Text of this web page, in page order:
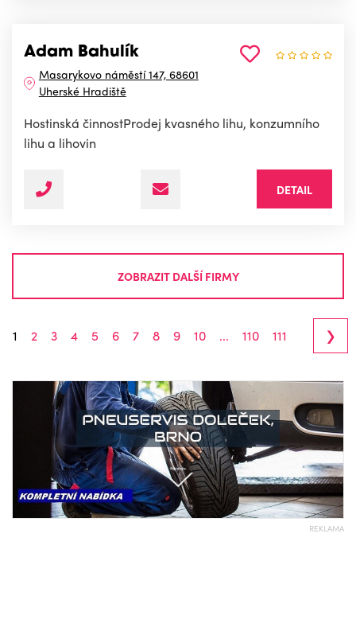
Adam Bahulík
Masarykovo náměstí 147, 68601
Uherské Hradiště
Hostinská činnostProdej kvasného lihu, konzumního
lihu a lihovin
DETAIL
ZOBRAZIT DALŠÍ FIRMY
1 2 3 4 5 6 7 8 9 10 ... 110 111 ›
REKLAMA